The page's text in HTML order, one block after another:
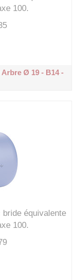
100.
Arbre Ø 19 - B14 -
équivalente
100.